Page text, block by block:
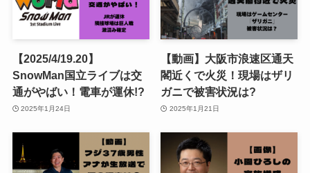
【2025/4/19.20】
SnowMan国立ライブは交
通がやばい！電車が運休!?
2025年1月24日
【動画】大阪市浪速区通天
閣近くで火災！現場はザリ
ガニで被害状況は?
2025年1月21日